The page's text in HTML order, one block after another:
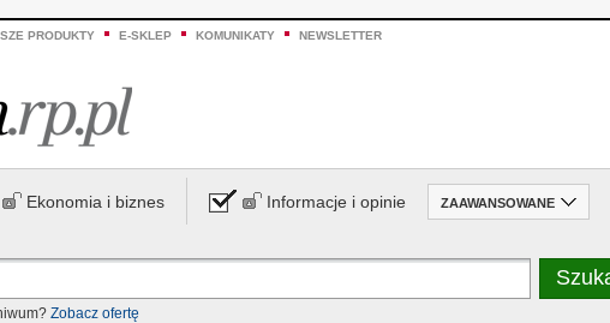
PRODUKTY E-SKLEP KOMUNIKATY NEWSLETTER
Ekonomia i biznes Informacje i opinie ZAAWANSOWANE
Zobacz ofertę